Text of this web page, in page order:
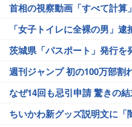
首相の視察動画「すべて計算」
「女子トイレに全裸の男」逮
茨城県「パスポート」発行を
週刊ジャンプ 初の100万部割
なぜ14回も忌引申請 驚きの
ちいかわ新グッズ説明文に「